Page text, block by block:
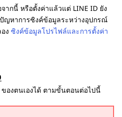
กนี้ หรือตั้งค่าแล้วแต่ LINE ID ยัง
ญหาการซิงค์ข้อมูลระหว่างอุปกรณ์
ง ซิงค์ข้อมูลโปรไฟล์และการตั้งค่า
องตนเองได้ ตามขั้นตอนต่อไปนี้